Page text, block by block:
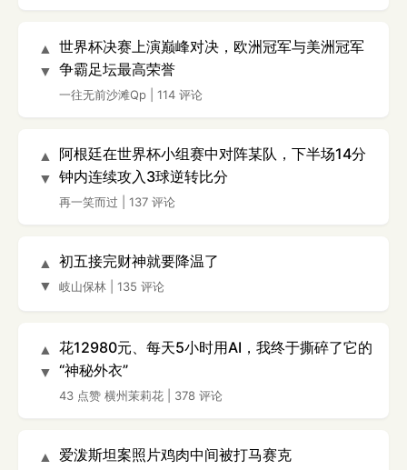
▲
▼
世界杯决赛上演巅峰对决，欧洲冠军与美洲冠军
争霸足坛最高荣誉
一往无前沙滩Qp 114 评论
▲
▼
阿根廷在世界杯小组赛中对阵某队，下半场14分
钟内连续攻入3球逆转比分
再一笑而过 137 评论
▲
▼
初五接完财神就要降温了
岐山保林 135 评论
▲
▼
花12980元、每天5小时用AI，我终于撕碎了它的
“神秘外衣”
43 点赞 横州茉莉花 378 评论
▲
爱泼斯坦案照片鸡肉中间被打马赛克